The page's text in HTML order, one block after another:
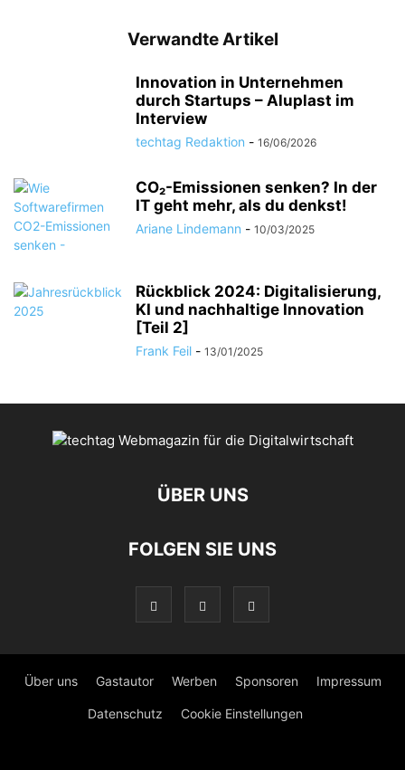
Verwandte Artikel
Innovation in Unternehmen
durch Startups – Aluplast im
Interview
techtag Redaktion - 16/06/2026
CO₂-Emissionen senken? In der
IT geht mehr, als du denkst!
Ariane Lindemann - 10/03/2025
Rückblick 2024: Digitalisierung,
KI und nachhaltige Innovation
[Teil 2]
Frank Feil - 13/01/2025
ÜBER UNS
FOLGEN SIE UNS
Über uns Gastautor Werben Sponsoren Impressum
Datenschutz Cookie Einstellungen